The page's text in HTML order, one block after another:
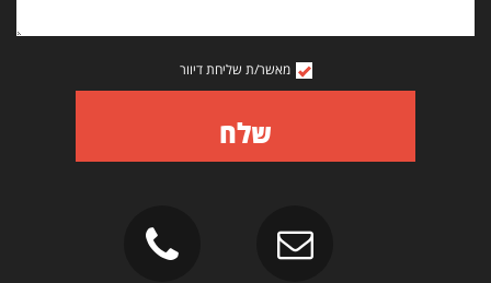
מאשר/ת שליחת דיוור
שלח